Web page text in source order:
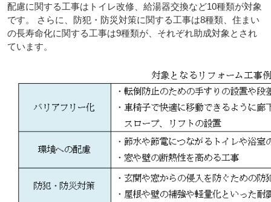
配慮に関する工事はトイレ改修、給湯器交換など10種類が対象
です。 さらに、防犯・防災対策に関する工事は8種類、住まい
の長寿命化に関する工事は9種類が、それぞれ助成対象とされ
ています。